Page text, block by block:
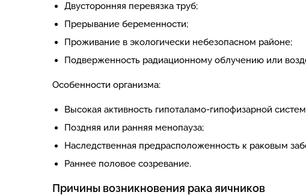
Двусторонняя перевязка труб;
Прерывание беременности;
Проживание в экологически небезопасном районе;
Подверженность радиационному облучению или
Особенности организма:
Высокая активность гипоталамо-гипофизарной
Поздняя или ранняя менопауза;
Наследственная предрасположенность к раковым
Раннее половое созревание.
Причины возникновения рака яичников